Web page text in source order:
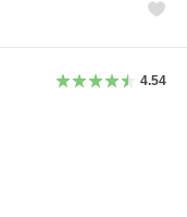
4.54